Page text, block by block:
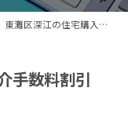
東灘区深江の住宅購入と仲介手数料割引の仕組み
手数料割引